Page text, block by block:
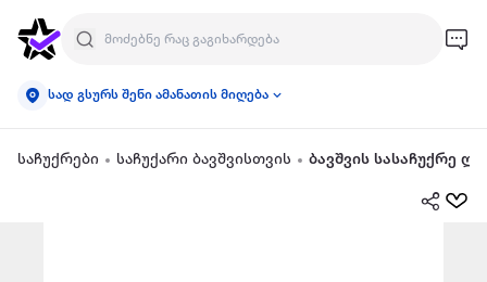
სად გსურს შენი ამანათის მიღება
საჩუქრები საჩუქარი ბავშვისთვის ბავშვის სასაჩუქრე